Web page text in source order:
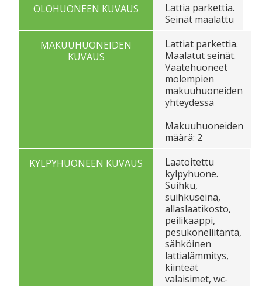
OLOHUONEEN KUVAUS
Lattia parkettia.
Seinät maalattu
MAKUUHUONEIDEN
KUVAUS
Lattiat parkettia.
Maalatut seinät.
Vaatehuoneet
molempien
makuuhuoneiden
yhteydessä
Makuuhuoneiden
määrä: 2
KYLPYHUONEEN KUVAUS
Laatoitettu
kylpyhuone.
Suihku,
suihkuseinä,
allaslaatikosto,
peilikaappi,
pesukoneliitäntä,
sähköinen
lattialämmitys,
kiinteät
valaisimet, wc-